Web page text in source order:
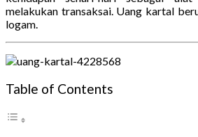
melakukan transaksai. Uang kartal
logam.
Table of Contents